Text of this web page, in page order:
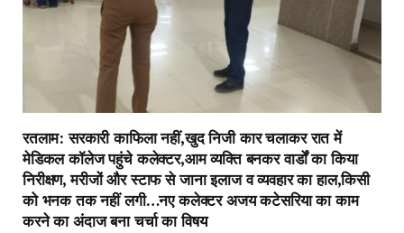
रतलाम: सरकारी काफिला नहीं,खुद निजी कार चलाकर रात में
मेडिकल कॉलेज पहुंचे कलेक्टर,आम व्यक्ति बनकर वार्डों का किया
निरीक्षण, मरीजों और स्टाफ से जाना इलाज व व्यवहार का हाल,किसी
को भनक तक नहीं लगी…नए कलेक्टर अजय कटेसरिया का काम
करने का अंदाज बना चर्चा का विषय